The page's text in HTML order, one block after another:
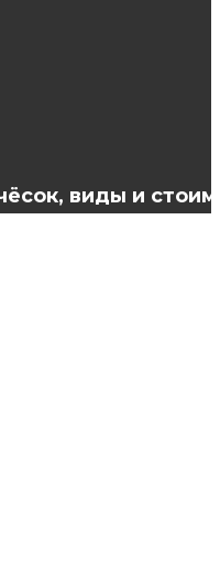
виды и